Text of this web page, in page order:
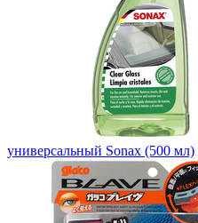
универсальный Sonax (500 мл)